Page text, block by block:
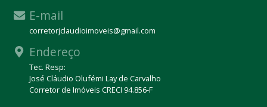
E-mail
corretorjclaudioimoveis@gmail.com
Endereço
Tec. Resp:
José Cláudio Olufémi Lay de Carvalho
Corretor de Imóveis CRECI 94.856-F